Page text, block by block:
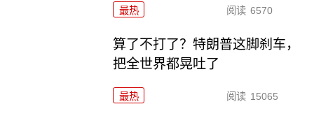
最热 阅读 6570
算了不打了？特朗普这脚刹车，
把全世界都晃吐了
最热 阅读 15065